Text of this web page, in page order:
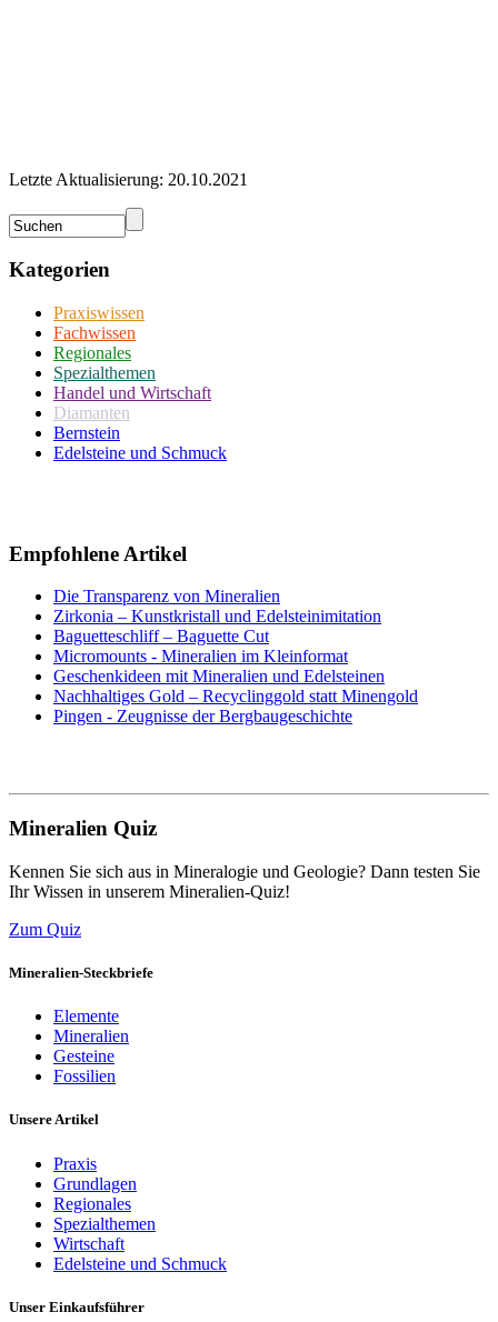
Letzte Aktualisierung: 20.10.2021
Kategorien
Praxiswissen
Fachwissen
Regionales
Spezialthemen
Handel und Wirtschaft
Diamanten
Bernstein
Edelsteine und Schmuck
Empfohlene Artikel
Die Transparenz von Mineralien
Zirkonia – Kunstkristall und Edelsteinimitation
Baguetteschliff – Baguette Cut
Micromounts - Mineralien im Kleinformat
Geschenkideen mit Mineralien und Edelsteinen
Nachhaltiges Gold – Recyclinggold statt Minengold
Pingen - Zeugnisse der Bergbaugeschichte
Mineralien Quiz
Kennen Sie sich aus in Mineralogie und Geologie? Dann testen Sie
Ihr Wissen in unserem Mineralien-Quiz!
Zum Quiz
Mineralien-Steckbriefe
Elemente
Mineralien
Gesteine
Fossilien
Unsere Artikel
Praxis
Grundlagen
Regionales
Spezialthemen
Wirtschaft
Edelsteine und Schmuck
Unser Einkaufsführer